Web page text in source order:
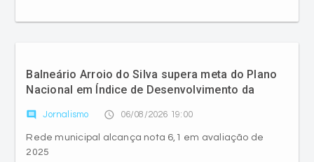
Balneário Arroio do Silva supera meta do Plano
Nacional em Índice de Desenvolvimento da
comment Jornalismo access_time 06/08/2026 19:00
Rede municipal alcança nota 6,1 em avaliação de
2025